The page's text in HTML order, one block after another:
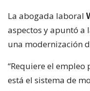
La abogada laboral
aspectos y apuntó a
una modernización
“Requiere el
está el sistema de